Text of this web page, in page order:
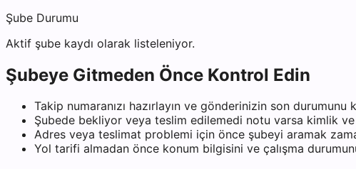
Şube Durumu
Aktif şube kaydı olarak listeleniyor.
Şubeye Gitmeden Önce Kontrol Edin
Takip numaranızı hazırlayın ve gönderinizin son durumunu
Şubede bekliyor veya teslim edilemedi notu varsa kimlik
Adres veya teslimat problemi için önce şubeyi aramak
Yol tarifi almadan önce konum bilgisini ve çalışma